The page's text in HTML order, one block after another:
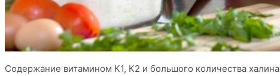
Содержание витамином К1, К2 и большого количества халина